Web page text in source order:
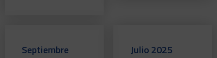
Septiembre
Julio 2025